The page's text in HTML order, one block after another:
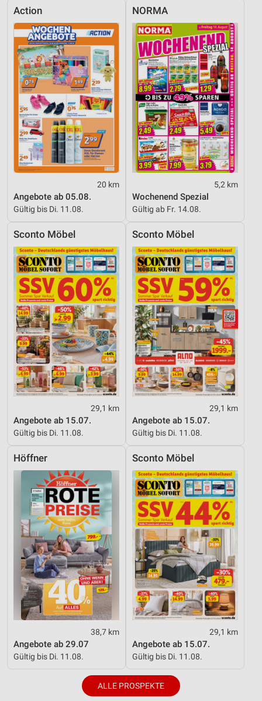
Action
20 km
Angebote ab 05.08.
Gültig bis Di. 11.08.
NORMA
5,2 km
Wochenend Spezial
Gültig ab Fr. 14.08.
Sconto Möbel
29,1 km
Angebote ab 15.07.
Gültig bis Di. 11.08.
Sconto Möbel
29,1 km
Angebote ab 15.07.
Gültig bis Di. 11.08.
Höffner
38,7 km
Angebote ab 29.07
Gültig bis Di. 11.08.
Sconto Möbel
29,1 km
Angebote ab 15.07.
Gültig bis Di. 11.08.
ALLE PROSPEKTE